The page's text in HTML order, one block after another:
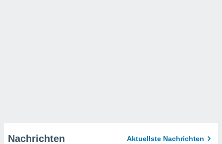
Nachrichten Aktuellste Nachrichten